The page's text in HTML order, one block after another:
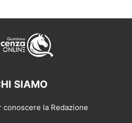
SIAMO
conoscere la Redazione